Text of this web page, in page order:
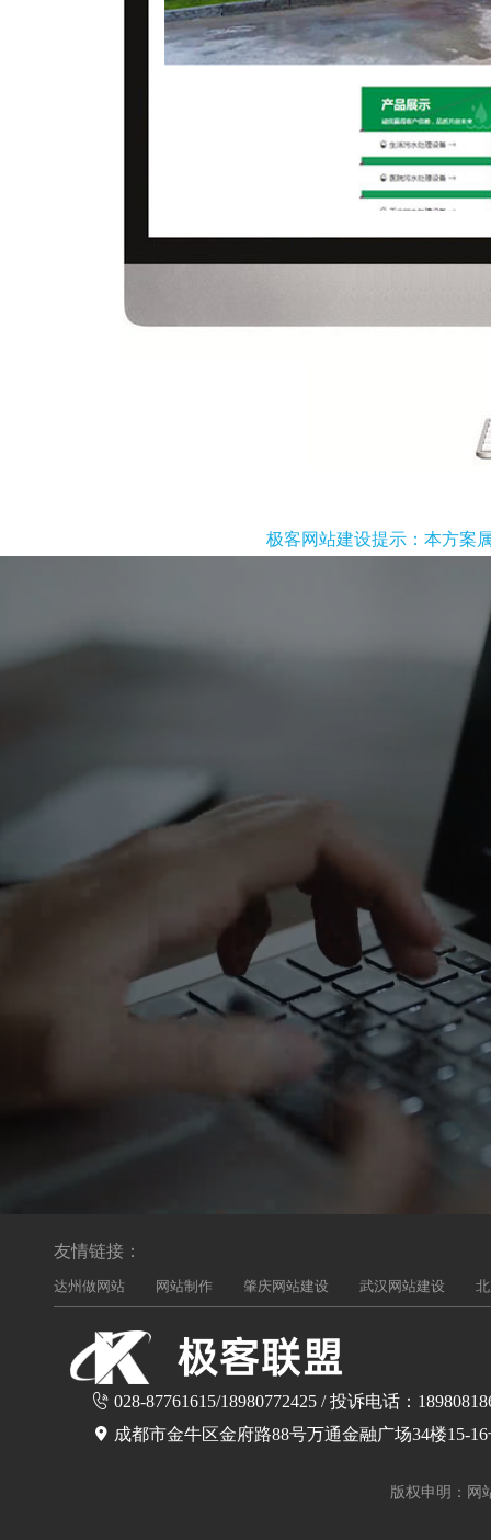
极客网站建设提示：本方案
友情链接：
达州做网站 网站制作 肇庆网站建设 武汉网站建设
028-87761615/18980772425 / 投诉电话：
成都市金牛区金府路88号万通金融广场34楼15-
版权申明：网